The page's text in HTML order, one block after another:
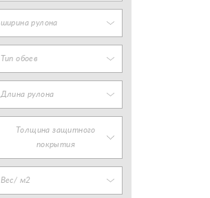
ширина рулона
Тип обоев
Длина рулона
Толщина защитного
покрытия
Вес/ м2